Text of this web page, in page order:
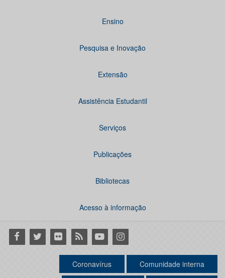
Ensino
Pesquisa e Inovação
Extensão
Assistência Estudantil
Serviços
Publicações
Bibliotecas
Acesso à informação
Facebook
Twitter Flickr RSS YoutubeInstagram
Coronavírus Comunidade interna